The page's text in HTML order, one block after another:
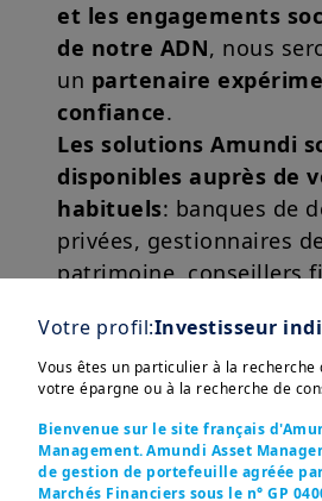
Votre profil:Investisseur
Vous êtes un particulier à la
votre épargne ou à la recherche de
Bienvenue sur le site français
Management. Amundi Asset
de gestion de portefeuille agréée
Marchés Financiers sous le n° GP
et les engagements
de notre ADN, nous
un partenaire
confiance.
Les solutions Amundi
disponibles auprès de
habituels: banques de
privées, gestionnaires
patrimoine, conseillers
ligne et plateformes